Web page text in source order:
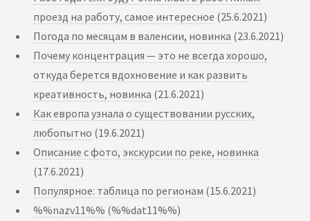
проезд на работу, самое интересное (25.6.2021)
Погода по месяцам в валенсии, новинка (23.6.2021)
Почему концентрация — это не всегда хорошо,
откуда берется вдохновение и как развить
креативность, новинка (21.6.2021)
Как европа узнала о существовании русских,
любопытно (19.6.2021)
Описание с фото, экскурсии по реке, новинка
(17.6.2021)
Популярное: таблица по регионам (15.6.2021)
%%nazv11%% (%%dat11%%)